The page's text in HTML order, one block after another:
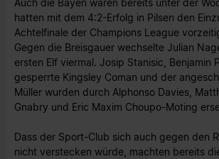
Auch die Bayen waren bereits unter der
hatten mit dem 4:2-Erfolg in Pilsen den
Achtelfinale der Champions League
Gegen die Breisgauer wechselte Julian
ersten Elf viermal. Josip Stanisic, Benjamin
gesperrte Kingsley Coman und der
Müller wurden durch Alphonso Davies,
Gnabry und Eric Maxim Choupo-Moting
Dass der Sport-Club sich auch gegen den
nicht verstecken würde, machten bereits